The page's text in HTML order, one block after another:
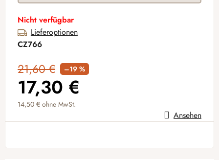
Nicht verfügbar
Lieferoptionen
CZ766
21,60 € –19 %
17,30 €
14,50 € ohne MwSt.
Verkaufspreis: Ansehen